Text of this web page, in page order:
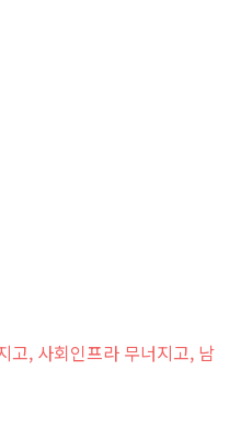
고, 사회인프라 무너지고, 남